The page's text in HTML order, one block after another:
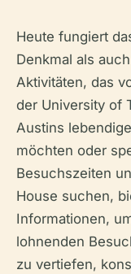
Heute fungiert
Denkmal als
Aktivitäten, das
der University of
Austins
möchten oder
Besuchszeiten
House suchen,
Informationen,
lohnenden
zu vertiefen,